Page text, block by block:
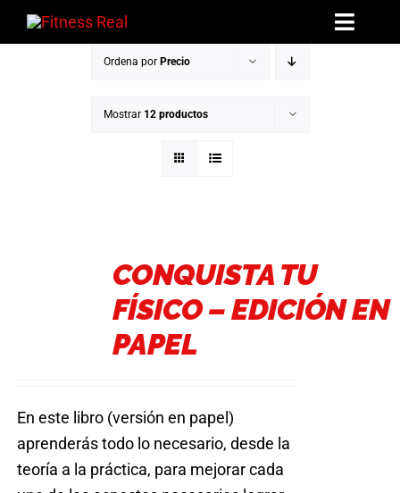
Saltar
Blog
Contacto
Ordena por Precio
Mostrar 12 productos
CONQUISTA TU
FÍSICO – EDICIÓN EN
PAPEL
En este libro (versión en papel)
aprenderás todo lo necesario, desde la
teoría a la práctica, para mejorar cada